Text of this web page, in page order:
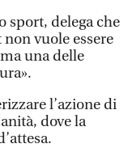
sport, delega che
vuole essere
una delle
l’azione di
dove la